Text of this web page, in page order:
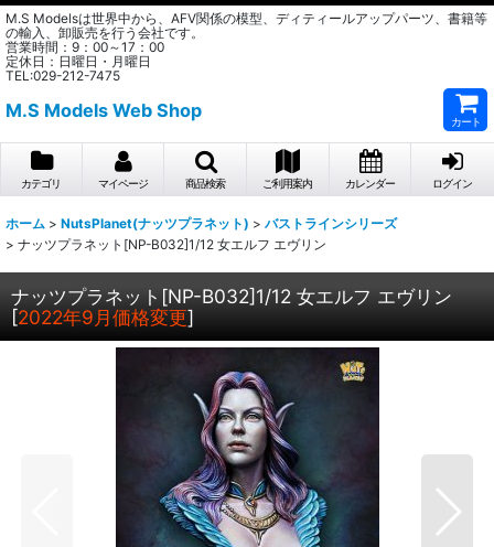
M.S Modelsは世界中から、AFV関係の模型、ディティールアップパーツ、書籍等
の輸入、卸販売を行う会社です。
営業時間：9：00～17：00
定休日：日曜日・月曜日
TEL:029-212-7475
M.S Models Web Shop
カート
カテゴリ マイページ 商品検索 ご利用案内 カレンダー ログイン
ホーム > NutsPlanet(ナッツプラネット) > バストラインシリーズ
> ナッツプラネット[NP-B032]1/12 女エルフ エヴリン
ナッツプラネット[NP-B032]1/12 女エルフ エヴリン
[2022年9月価格変更]